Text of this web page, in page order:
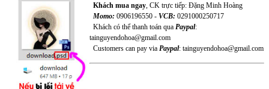
Khách mua ngay , CK trực tiếp: Đặng Minh Hoàng
Momo: 0906196550 -VCB: 0291000250717
Khách có thể thanh toán qua Paypal:
tainguyendohoa@gmail.com
Customers can pay via Paypal: tainguyendohoa@gmail.com